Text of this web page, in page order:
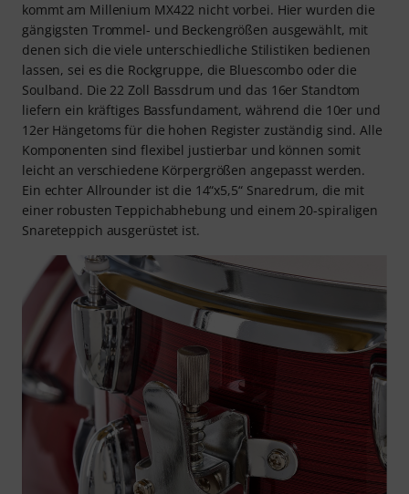
kommt am Millenium MX422 nicht vorbei. Hier wurden die
gängigsten Trommel- und Beckengrößen ausgewählt, mit
denen sich die viele unterschiedliche Stilistiken bedienen
lassen, sei es die Rockgruppe, die Bluescombo oder die
Soulband. Die 22 Zoll Bassdrum und das 16er Standtom
liefern ein kräftiges Bassfundament, während die 10er und
12er Hängetoms für die hohen Register zuständig sind. Alle
Komponenten sind flexibel justierbar und können somit
leicht an verschiedene Körpergrößen angepasst werden.
Ein echter Allrounder ist die 14“x5,5“ Snaredrum, die mit
einer robusten Teppichabhebung und einem 20-spiraligen
Snareteppich ausgerüstet ist.